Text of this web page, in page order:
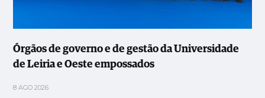
Órgãos de governo e de gestão da Universidade
de Leiria e Oeste empossados
8 AGO 2026